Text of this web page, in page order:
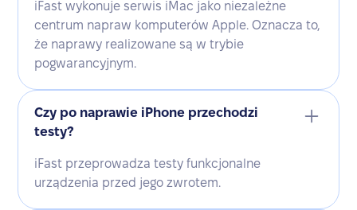
iFast wykonuje serwis iMac jako niezależne
centrum napraw komputerów Apple. Oznacza to,
że naprawy realizowane są w trybie
pogwarancyjnym.
Czy po naprawie iPhone przechodzi
testy?
iFast przeprowadza testy funkcjonalne
urządzenia przed jego zwrotem.